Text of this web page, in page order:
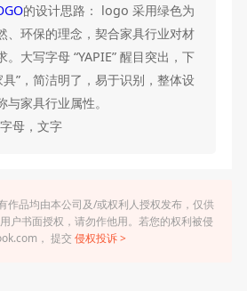
的设计思路： logo 采用绿色为
、环保的理念，契合家具行业对材
。大写字母 “YAPIE” 醒目突出，下
”，简洁明了，易于识别，整体设
家具行业属性。
母，文字
作品均由本公司及/或权利人授权发布，仅供
户书面授权，请勿作他用。若您的权利被侵
， 提交 侵权投诉 >